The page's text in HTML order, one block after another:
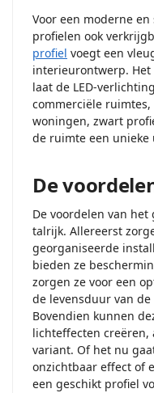
Voor een moderne
profielen ook
profiel voegt een
interieurontwerp.
laat de LED-
commerciële
woningen, zwart
de ruimte een
De
De voordelen van het
talrijk. Allereerst
georganiseerde
bieden ze
zorgen ze voor een
de levensduur van de
Bovendien kunnen
lichteffecten creëren,
variant. Of het nu
onzichtbaar effect of
een geschikt profiel